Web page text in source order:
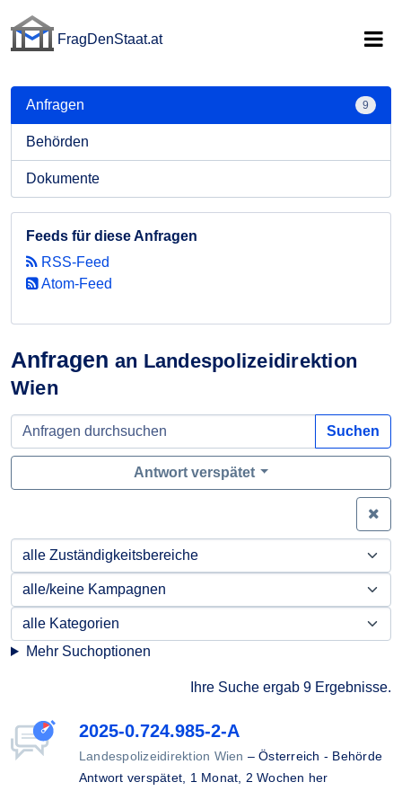
FragDenStaat.at
Anfragen an Landespolizeidirektion
Wien
Suchen
Antwort verspätet
Mehr Suchoptionen
Ihre Suche ergab 9 Ergebnisse.
2025-0.724.985-2-A
Landespolizeidirektion Wien –Österreich - Behörde
Antwort verspätet, 1 Monat, 2 Wochen her
Anfragen 9
Behörden
Dokumente
Feeds für diese Anfragen
RSS-Feed
Atom-Feed